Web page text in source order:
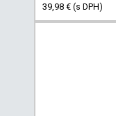
39,98 € (s DPH)